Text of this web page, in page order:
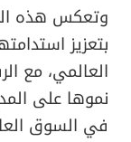
وتعكس هذه
بتعزيز
العالمي، مع
نموها على
في السوق